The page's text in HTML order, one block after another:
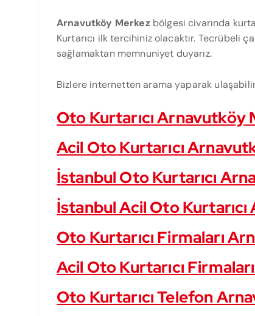
Arnavutköy Merkezbölgesi civarında
Kurtarıcı ilk tercihiniz olacaktır. Tecrübeli
sağlamaktan memnuniyet duyarız.
Bizlere internetten arama yaparak
Oto Kurtarıcı Arnavutköy
Acil Oto Kurtarıcı
İstanbul Oto Kurtarıcı
İstanbul Acil Oto
Oto Kurtarıcı Firmaları
Acil Oto Kurtarıcı
Oto Kurtarıcı Telefon